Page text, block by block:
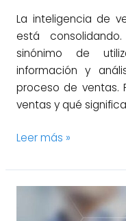
La inteligencia de
está
sinónimo de
información y
proceso de ventas.
ventas y qué
Leer más »
Ingredientes